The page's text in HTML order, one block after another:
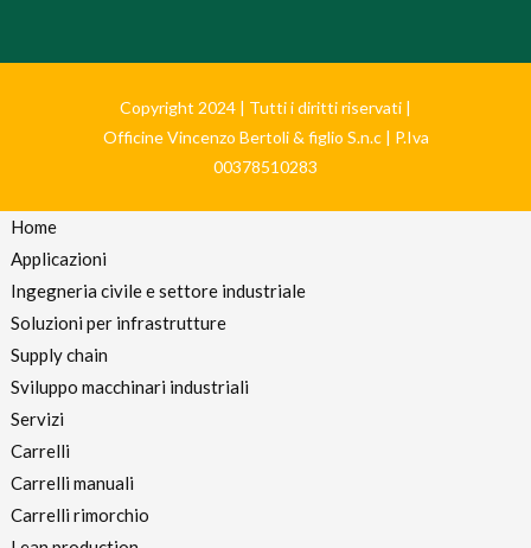
Copyright 2024 | Tutti i diritti riservati |
Officine Vincenzo Bertoli & figlio S.n.c | P.Iva
00378510283
Home
Applicazioni
Ingegneria civile e settore industriale
Soluzioni per infrastrutture
Supply chain
Sviluppo macchinari industriali
Servizi
Carrelli
Carrelli manuali
Carrelli rimorchio